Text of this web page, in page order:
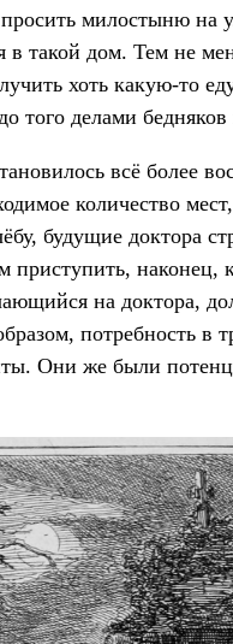
милостыню на
такой дом. Тем не
хоть какую-то
того делами
всё более
количество
будущие доктора
приступить, наконец,
на доктора,
потребность в
Они же были